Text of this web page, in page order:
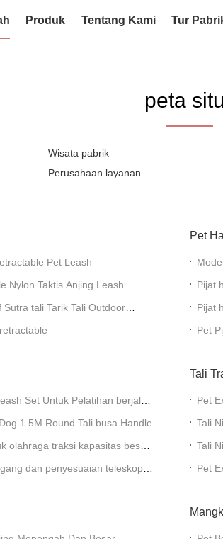
Produk Tentang Kami Tur
peta
Wisata pabrik
Perusahaan layanan
Pet Leash
Nylon Taktis Anjing Leash
tali Tarik Tali Outdoor
Pet
Pijat
Pijat
Pet
Set Untuk Pelatihan berjalan
1.5M Round Tali busa Handle
olahraga traksi kapasitas besar
dan penyesuaian teleskopis
Tali
Pet
Tali
Tali
Pet